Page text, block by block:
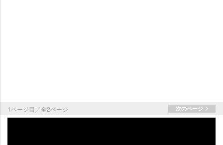
1ページ目／全2ページ 次のページ